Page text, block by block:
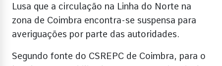
Lusa que a circulação na Linha do Norte na
zona de Coimbra encontra-se suspensa para
averiguações por parte das autoridades.
Segundo fonte do CSREPC de Coimbra, para o